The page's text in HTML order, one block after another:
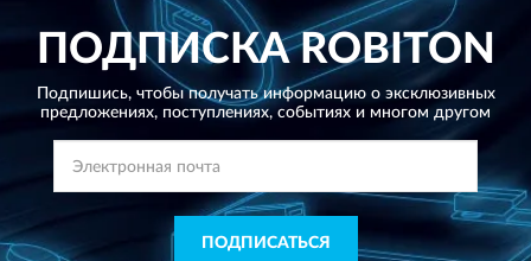
ПОДПИСКАROBITON
Подпишись, чтобы получать информацию о эксклюзивных
предложениях, поступлениях, событиях и многом другом
ПОДПИСАТЬСЯ